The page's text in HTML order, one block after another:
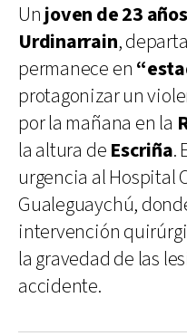
Un joven de 23 años
Urdinarrain,
permanece en
protagonizar un
por la mañana en la
la altura de Escriña.
urgencia al Hospital
Gualeguaychú,
intervención
la gravedad de las
accidente.